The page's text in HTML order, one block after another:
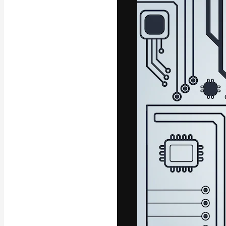
La plateforme
vos meilleurs
d’abonnés :
Copyright © 2010-